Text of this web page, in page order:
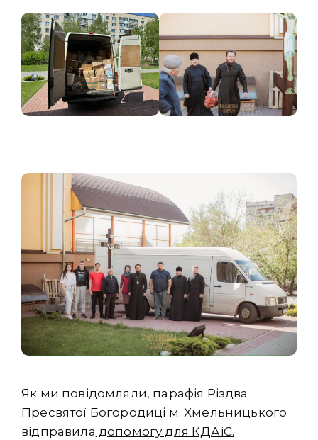
Як ми повідомляли, парафія Різдва
Пресвятої Богородиці м. Хмельницького
відправила допомогу для КДАіС.